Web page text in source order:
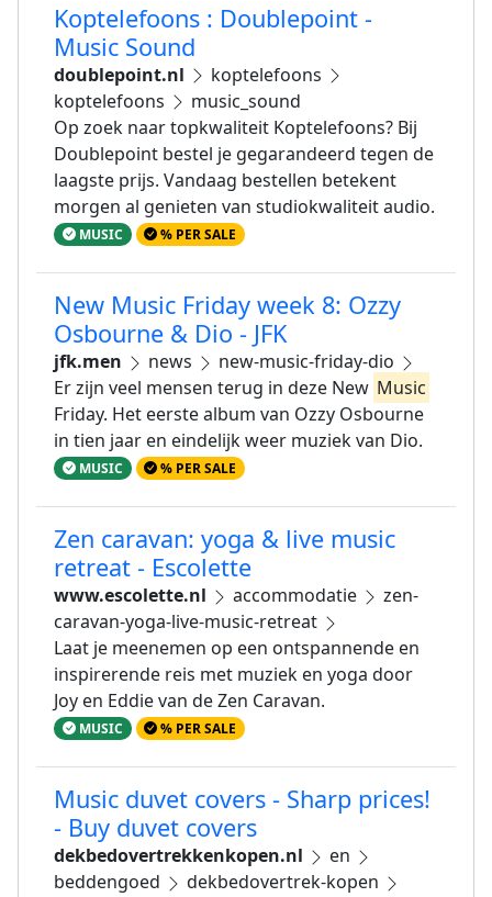
Koptelefoons : Doublepoint -
Music Sound
doublepoint.nl
koptelefoons
koptelefoons
music_sound
Op zoek naar topkwaliteit Koptelefoons? Bij
Doublepoint bestel je gegarandeerd tegen de
laagste prijs. Vandaag bestellen betekent
morgen al genieten van studiokwaliteit audio.
MUSIC % PER SALE
New Music Friday week 8: Ozzy
Osbourne & Dio - JFK
jfk.men news
new-music-friday-dio
Er zijn veel mensen terug in deze New Music
Friday. Het eerste album van Ozzy Osbourne
in tien jaar en eindelijk weer muziek van Dio.
MUSIC % PER SALE
Zen caravan: yoga & live music
retreat - Escolette
www.escolette.nl accommodatie
zen-
caravan-yoga-live-music-retreat
Laat je meenemen op een ontspannende en
inspirerende reis met muziek en yoga door
Joy en Eddie van de Zen Caravan.
MUSIC % PER SALE
Music duvet covers - Sharp prices!
- Buy duvet covers
dekbedovertrekkenkopen.nl
en
beddengoed
dekbedovertrek-kopen